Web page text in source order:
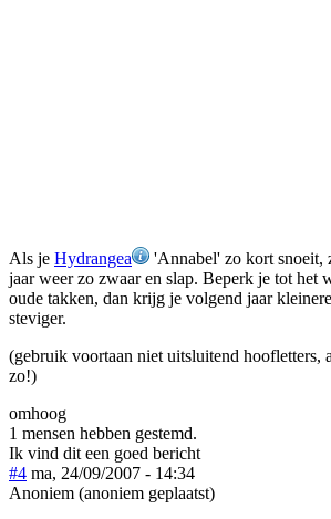
Als je Hydrangea
'Annabel' zo kort snoeit,
jaar weer zo zwaar en slap. Beperk je tot het
oude takken, dan krijg je volgend jaar
steviger.
(gebruik voortaan niet uitsluitend hoofletters,
zo!)
omhoog
1 mensen hebben gestemd.
Ik vind dit een goed bericht
#4 ma, 24/09/2007 - 14:34
Anoniem (anoniem geplaatst)